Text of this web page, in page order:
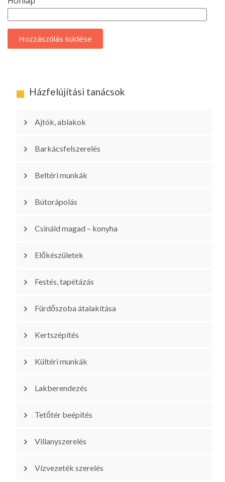
Házfelújítási tanácsok
Ajtók, ablakok
Barkácsfelszerelés
Beltéri munkák
Bútorápolás
Csináld magad – konyha
Előkészületek
Festés, tapétázás
Fürdőszoba átalakítása
Kertszépítés
Kültéri munkák
Lakberendezés
Tetőtér beépítés
Villanyszerelés
Vízvezeték szerelés